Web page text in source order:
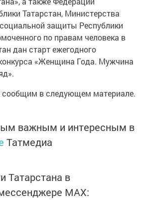
Татарстан, Министерства
защиты Республики
по правам человека в
дан старт ежегодного
«Женщина Года. Мужчина
сообщим в следующем материале.
важным и интересным в
Татмедиа
Татарстана в
MАХ: